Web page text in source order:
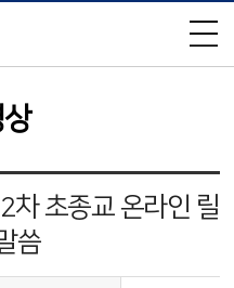
×
차 초종교 온라인 릴
씀